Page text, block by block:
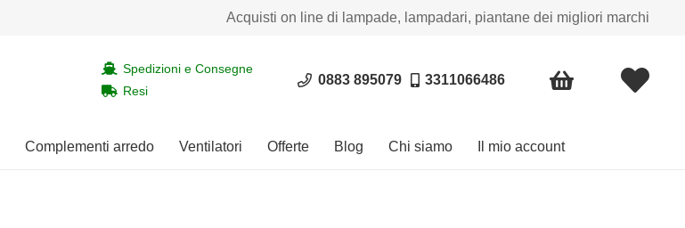
Acquisti on line di lampade, lampadari, piantane dei migliori marchi
Spedizioni e Consegne
Resi
0883 895079 3311066486
Complementi arredo Ventilatori Offerte Blog Chi siamo Il mio account